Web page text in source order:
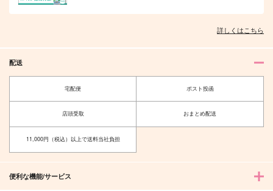
詳しくはこちら
配送
宅配便 ポスト投函
店頭受取 おまとめ配送
11,000円（税込）以上で送料当社負担
便利な機能/サービス